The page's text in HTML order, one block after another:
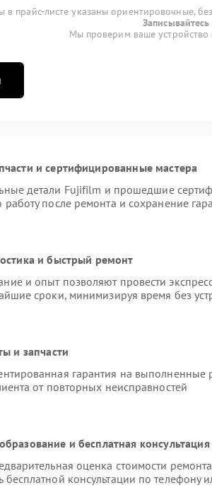
в прайс-листе указаны ориентировочные,
Мы проверим ваше устройство
и сертифицированные мастера
детали Fujifilm и прошедшие
работу после ремонта и сохранение
и быстрый ремонт
и опыт позволяют провести
сроки, минимизируя время без
и запчасти
гарантия на выполненные
от повторных неисправностей
и бесплатная консультация
оценка стоимости
консультации по телефону